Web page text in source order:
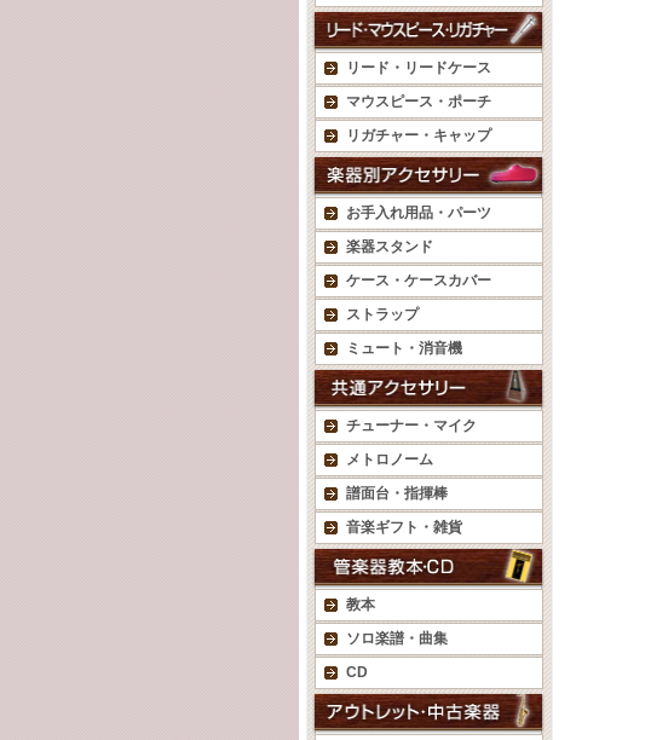
リード・リードケース
マウスピース・ポーチ
リガチャー・キャップ
お手入れ用品・パーツ
楽器スタンド
ケース・ケースカバー
ストラップ
ミュート・消音機
チューナー・マイク
メトロノーム
譜面台・指揮棒
音楽ギフト・雑貨
教本
ソロ楽譜・曲集
CD